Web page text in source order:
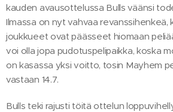
kauden avausottelussa Bulls väänsi
Ilmassa on nyt vahvaa revanssihenkeä,
joukkueet ovat päässeet hiomaan
voi olla jopa pudotuspelipaikka, koska
on kasassa yksi voitto, tosin Mayhem
vastaan 14.7.
Bulls teki rajusti töitä ottelun